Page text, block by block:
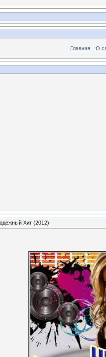
Главная О
Хит (2012)